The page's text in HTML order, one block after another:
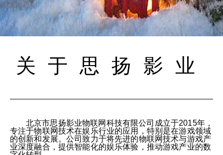
关于思扬影业
北京市思扬影业物联网科技有限公司成立于2015年，
专注于物联网技术在娱乐行业的应用，特别是在游戏领域
的创新和发展。公司致力于将先进的物联网技术与游戏产
业深度融合，提供智能化的娱乐体验，推动游戏产业的数